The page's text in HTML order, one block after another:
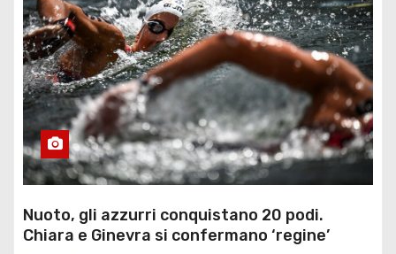
Nuoto, gli azzurri conquistano 20 podi.
Chiara e Ginevra si confermano ‘regine’